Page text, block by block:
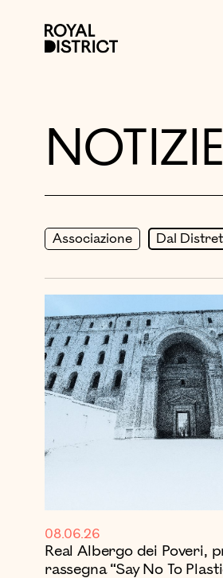
Royal District
Associazione Dal
08.06.26
Real Albergo dei Poveri,
rassegna “Say No To